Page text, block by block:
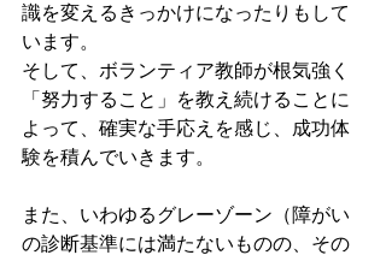
識を変えるきっかけになったりもして
います。
そして、ボランティア教師が根気強く
「努力すること」を教え続けることに
よって、確実な手応えを感じ、成功体
験を積んでいきます。
また、いわゆるグレーゾーン（障がい
の診断基準には満たないものの、その